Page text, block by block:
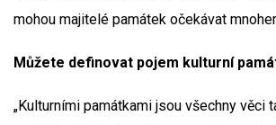
mohou majitelé památek očekávat
Můžete definovat pojem kulturní
„Kulturními památkami jsou všechny věci